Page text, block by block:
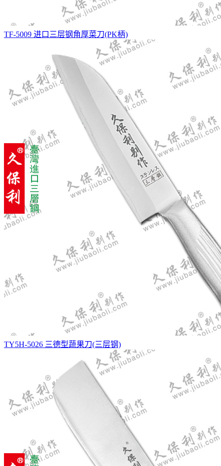
ST方头菜刀(天台刀)
ST方头菜刀(大)
TF-5009 进口三层钢角厚菜刀(PK柄)
TY5H-5026 三德型蔬果刀(三层钢)